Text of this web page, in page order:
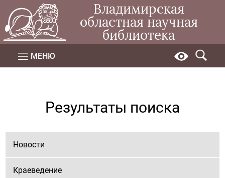
Владимирская
областная научная
библиотека
МЕНЮ
Результаты поиска
Новости
Краеведение